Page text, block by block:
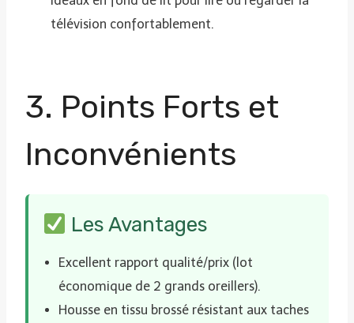
télévision confortablement.
3. Points Forts et
Inconvénients
Les Avantages
Excellent rapport qualité/prix (lot
économique de 2 grands oreillers).
Housse en tissu brossé résistant aux taches